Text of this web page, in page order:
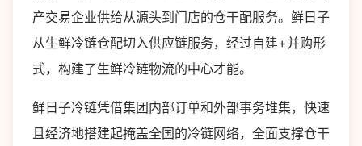
产交易企业供给从源头到门店的仓干配服务。鲜日子
从生鲜冷链仓配切入供应链服务，经过自建+并购形
式，构建了生鲜冷链物流的中心才能。
鲜日子冷链凭借集团内部订单和外部事务堆集，快速
且经济地搭建起掩盖全国的冷链网络，全面支撑仓干